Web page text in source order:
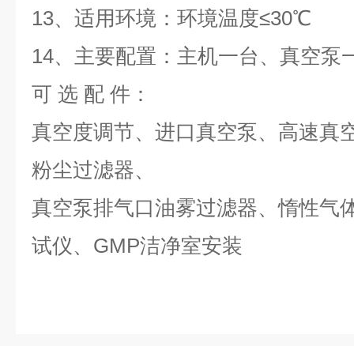
13、适用环境：环境温度≤30℃
14、主要配置：主机一台、真空泵
可 选 配 件：
真空度调节、进口真空泵、高速真
粉尘过滤器、
真空泵排气口油雾过滤器、惰性气
试仪、GMP洁净室安装